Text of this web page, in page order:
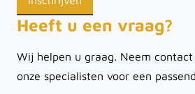
Heeft u een vraag?
Wij helpen u graag. Neem
onze specialisten voor een